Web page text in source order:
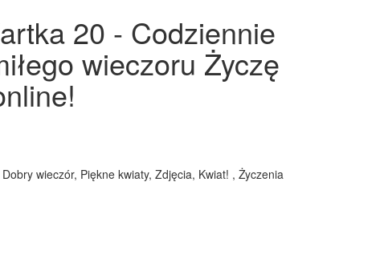
20 - Codziennie
wieczoru Życzę
wieczór, Piękne kwiaty, Zdjęcia, Kwiat! , Życzenia